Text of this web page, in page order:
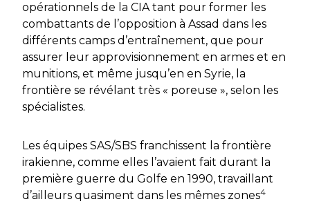
opérationnels de la CIA tant pour former les
combattants de l’opposition à Assad dans les
différents camps d’entraînement, que pour
assurer leur approvisionnement en armes et en
munitions, et même jusqu’en en Syrie, la
frontière se révélant très « poreuse », selon les
spécialistes.
Les équipes SAS/SBS franchissent la frontière
irakienne, comme elles l’avaient fait durant la
première guerre du Golfe en 1990, travaillant
d’ailleurs quasiment dans les mêmes zones4